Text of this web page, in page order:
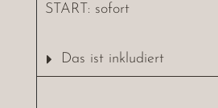
START: sofort
Das ist inkludiert